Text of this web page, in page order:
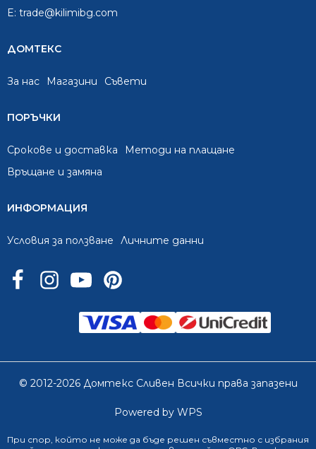
E: trade@kilimibg.com
ДОМТЕКС
За нас Mагазини Съвети
ПОРЪЧКИ
Срокове и доставка
Методи на плащане
Връщане и замяна
ИНФОРМАЦИЯ
Условия за ползване Личните данни
© 2012-2026 Домтекс Сливен Всички права запазени
Powered by WPS
При спор, който не може да бъде решен съвместно с избрания